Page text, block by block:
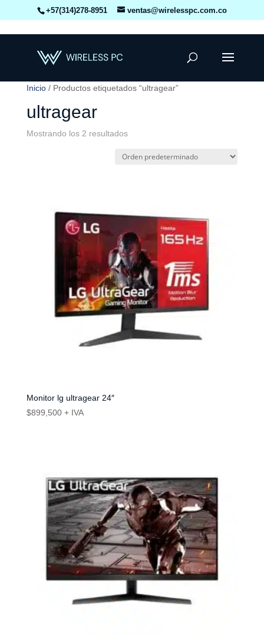
+57(314)278-8951 ventas@wirelesspc.com.co
Inicio/ Productos etiquetados “ultragear”
ultragear
Mostrando los 2 resultados
Monitor lg ultragear 24″
$899,500 + IVA